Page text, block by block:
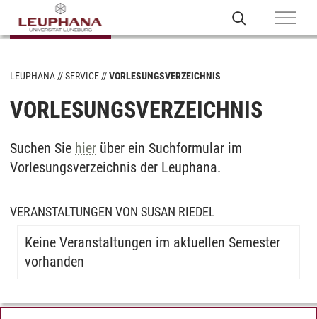
LEUPHANA SERVICE VORLESUNGSVERZEICHNIS
VORLESUNGSVERZEICHNIS
Suchen Sie hier über ein Suchformular im
Vorlesungsverzeichnis der Leuphana.
VERANSTALTUNGEN VON SUSAN RIEDEL
Keine Veranstaltungen im aktuellen Semester
vorhanden